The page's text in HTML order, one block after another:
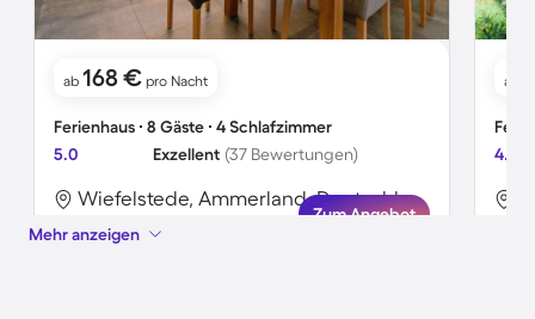
ab 168 € pro Nacht
Ferienhaus ∙ 8 Gäste ∙ 4 Schlafzimmer
5.0
Exzellent (37 Bewertungen)
Wiefelstede, Ammerland, Deutschland
Zum Angebot
ab
4.4
Mehr anzeigen